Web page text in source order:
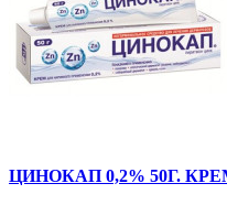
ЦИНОКАП 0,2% 50Г.